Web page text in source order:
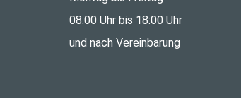
08:00 Uhr bis 18:00 Uhr
und nach Vereinbarung